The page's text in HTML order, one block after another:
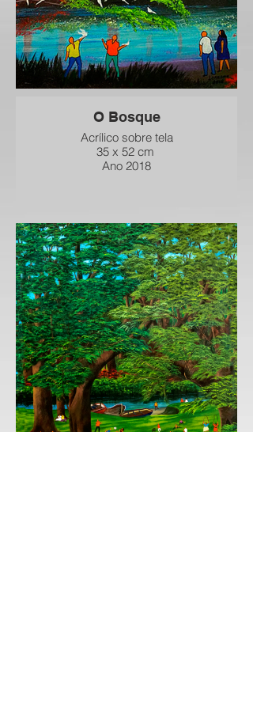
O Bosque
Acrílico sobre tela
35 x 52 cm
Ano 2018